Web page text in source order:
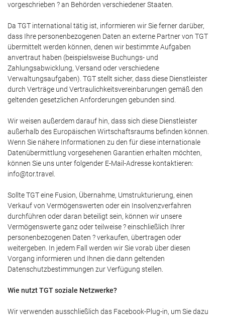
vorgeschrieben ? an Behörden verschiedener Staaten.
Da TGT international tätig ist, informieren wir Sie ferner darüber,
dass Ihre personenbezogenen Daten an externe Partner von TGT
übermittelt werden können, denen wir bestimmte Aufgaben
anvertraut haben (beispielsweise Buchungs- und
Zahlungsabwicklung, Versand oder verschiedene
Verwaltungsaufgaben). TGT stellt sicher, dass diese Dienstleister
durch Verträge und Vertraulichkeitsvereinbarungen gemäß den
geltenden gesetzlichen Anforderungen gebunden sind.
Wir weisen außerdem darauf hin, dass sich diese Dienstleister
außerhalb des Europäischen Wirtschaftsraums befinden können.
Wenn Sie nähere Informationen zu den für diese internationale
Datenübermittlung vorgesehenen Garantien erhalten möchten,
können Sie uns unter folgender E-Mail-Adresse kontaktieren:
info@tor.travel.
Sollte TGT eine Fusion, Übernahme, Umstrukturierung, einen
Verkauf von Vermögenswerten oder ein Insolvenzverfahren
durchführen oder daran beteiligt sein, können wir unsere
Vermögenswerte ganz oder teilweise ? einschließlich Ihrer
personenbezogenen Daten ? verkaufen, übertragen oder
weitergeben. In jedem Fall werden wir Sie vorab über diesen
Vorgang informieren und Ihnen die dann geltenden
Datenschutzbestimmungen zur Verfügung stellen.
Wie nutzt TGT soziale Netzwerke?
Wir verwenden ausschließlich das Facebook-Plug-in, um Sie dazu